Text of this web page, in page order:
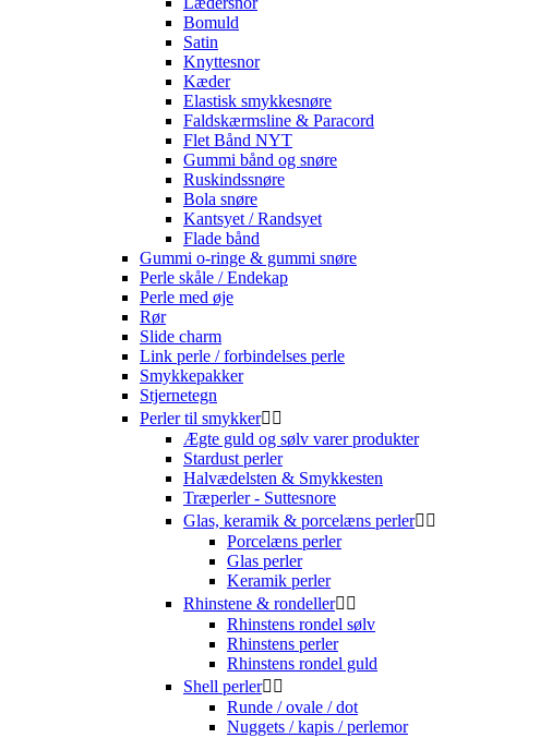
Bomuld
Satin
Knyttesnor
Kæder
Elastisk smykkesnøre
Faldskærmsline & Paracord
Flet Bånd NYT
Gummi bånd og snøre
Ruskindssnøre
Bola snøre
Kantsyet / Randsyet
Flade bånd
Gummi o-ringe & gummi snøre
Perle skåle / Endekap
Perle med øje
Rør
Slide charm
Link perle / forbindelses perle
Smykkepakker
Stjernetegn
Perler til smykker 
Ægte guld og sølv varer produkter
Stardust perler
Halvædelsten & Smykkesten
Træperler - Suttesnore
Glas, keramik & porcelæns perler 
Porcelæns perler
Glas perler
Keramik perler
Rhinstene & rondeller 
Rhinstens rondel sølv
Rhinstens perler
Rhinstens rondel guld
Shell perler 
Runde / ovale / dot
Nuggets / kapis / perlemor